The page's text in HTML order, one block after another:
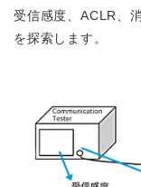
受信感度、ACLR、
を探索します。